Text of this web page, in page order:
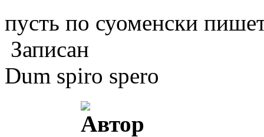
пусть по суоменски
Записан
Dum spiro spero